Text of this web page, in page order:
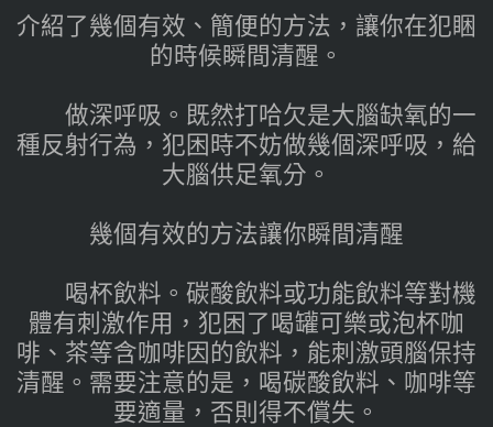
介紹了幾個有效、簡便的方法，讓你在犯睏
的時候瞬間清醒。
做深呼吸。既然打哈欠是大腦缺氧的一
種反射行為，犯困時不妨做幾個深呼吸，給
大腦供足氧分。
幾個有效的方法讓你瞬間清醒
喝杯飲料。碳酸飲料或功能飲料等對機
體有刺激作用，犯困了喝罐可樂或泡杯咖
啡、茶等含咖啡因的飲料，能刺激頭腦保持
清醒。需要注意的是，喝碳酸飲料、咖啡等
要適量，否則得不償失。